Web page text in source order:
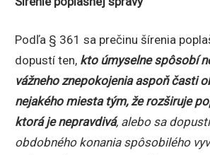
Podľa § 361 sa prečinu šírenia
dopustí ten, kto úmyselne spôsobí
vážneho znepokojenia aspoň časti
nejakého miesta tým, že rozširuje
ktorá je nepravdivá, alebo sa
obdobného konania spôsobilého